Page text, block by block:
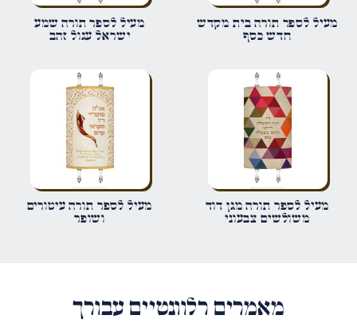
שם*
שמור בדפדפן זה את השם, האימייל והאתר שלי לפעם הבאה שאגיב.
מעיל לספר תורה בית מקדש
חדש כסף
מעיל לספר תורה שמע
ישראל עגול זהב
מעיל לספר תורה מגן דוד
משולשים צבעוני
מעיל לספר תורה עיטורים
ושופר
מאמרים רלוונטיים עבורך